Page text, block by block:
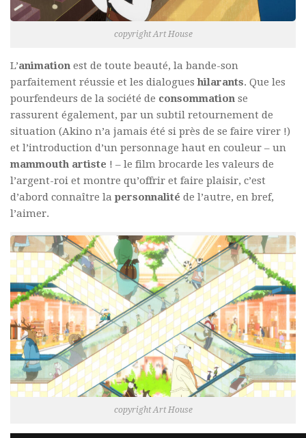
copyright Art House
L’animation est de toute beauté, la bande-son
parfaitement réussie et les dialogueshilarants. Que les
pourfendeurs de la société de consommation se
rassurent également, par un subtil retournement de
situation (Akino n’a jamais été si près de se faire virer !)
et l’introduction d’un personnage haut en couleur – un
mammouth artiste ! – le film brocarde les valeurs de
l’argent-roi et montre qu’offrir et faire plaisir, c’est
d’abord connaître la personnalité de l’autre, en bref,
l’aimer.
copyright Art House